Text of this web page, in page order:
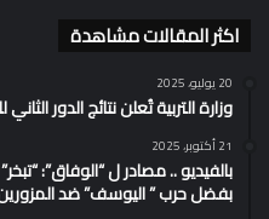
اكثر المقالات مشاهدة
20 يوليو، 2025
وزارة التربية تُعلن نتائج الدور
21 أكتوبر، 2025
بالفيديو .. مصادر ل “الوفاق”:
بفضل حرب ” اليوسف” ضد